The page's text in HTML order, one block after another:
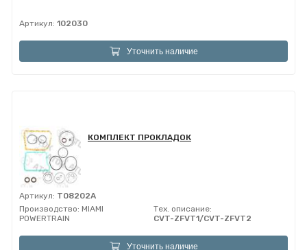
Артикул: 102030
Уточнить наличие
КОМПЛЕКТ ПРОКЛАДОК
Артикул: T08202A
Производство: MIAMI
POWERTRAIN
Тех. описание:
CVT-ZFVT1/CVT-ZFVT2
Уточнить наличие